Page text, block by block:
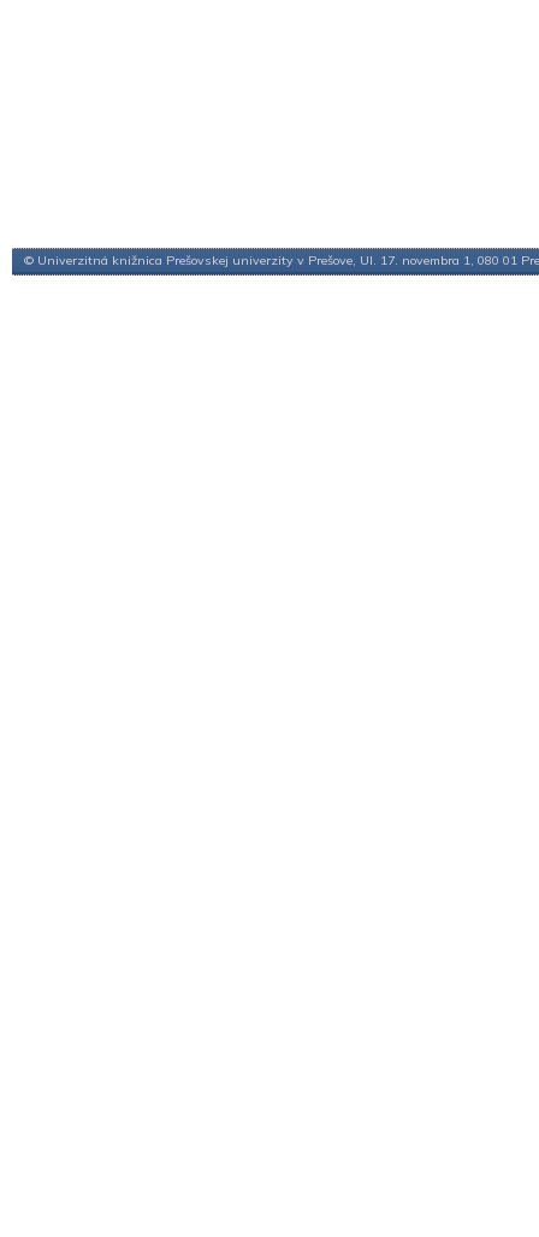
© Univerzitná knižnica Prešovskej univerzity v Prešove, Ul. 17. novembra 1, 080 01